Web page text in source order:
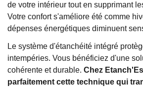
de votre intérieur tout en supprimant
Votre confort s'améliore été comme
dépenses énergétiques diminuent
Le système d'étanchéité intégré
intempéries. Vous bénéficiez d'une
cohérente et durable. Chez
parfaitement cette technique qui